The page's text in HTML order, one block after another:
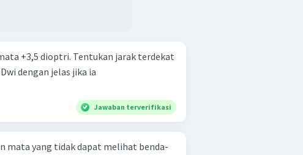
+3,5 dioptri. Tentukan jarak terdekat
dengan jelas jika ia
Jawaban terverifikasi
mata yang tidak dapat melihat benda-